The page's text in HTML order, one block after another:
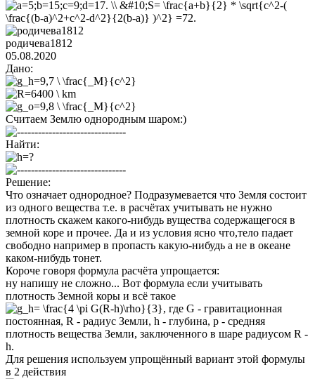
родичева1812
05.08.2020
Дано:
Считаем Землю однородным шаром:)
Найти:
Решение:
Что означает однородное? Подразумевается что Земля состоит
из одного вещества т.е. в расчётах учитывать не нужно
плотность скажем какого-нибудь вущества содержащегося в
земной коре и прочее. Да и из условия ясно что,тело падает
свободно например в пропасть какую-нибудь а не в океане
каком-нибудь тонет.
Короче говоря формула расчёта упрощается:
ну напишу не сложно... Вот формула если учитывать
плотность Земной коры и всё такое
, где G - гравитационная
постоянная, R - радиус Земли, h - глубина, p - средняя
плотность вещества Земли, заключенного в шаре радиусом R -
h.
Для решения используем упрощённый вариант этой формулы
в 2 действия